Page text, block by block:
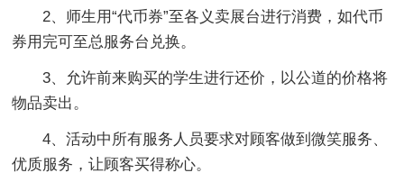
2、师生用“代币券”至各义卖展台进行消费，如代币
券用完可至总服务台兑换。
3、允许前来购买的学生进行还价，以公道的价格将
物品卖出。
4、活动中所有服务人员要求对顾客做到微笑服务、
优质服务，让顾客买得称心。